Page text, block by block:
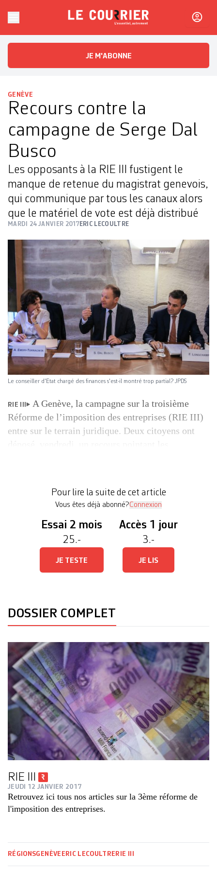
Le CourrierL'essentiel, autrement
JE M'ABONNE
GENÈVE
Recours contre la
campagne de Serge Dal
Busco
Les opposants à la RIE III fustigent le
manque de retenue du magistrat genevois,
qui communique par tous les canaux alors
que le matériel de vote est déjà distribué
MARDI 24 JANVIER 2017ERIC LECOULTRE
Le conseiller d'Etat chargé des finances s'est-il montré trop partial? JPDS
RIE III
A Genève, la campagne sur la troisième
Réforme de l’imposition des entreprises (RIE III)
entre sur le terrain juridique. Deux citoyens ont
affiché à plusieurs reprise en faveur de […]
Pour lire la suite de cet article
Vous êtes déjà abonné?Connexion
Essai 2 mois
25.-
JE TESTE
Accès 1 jour
3.-
JE LIS
DOSSIER COMPLET
RIE III
JEUDI 12 JANVIER 2017
Retrouvez ici tous nos articles sur la 3ème réforme de
l'imposition des entreprises.
RÉGIONSGENÈVE ERIC LECOULTRE RIE III